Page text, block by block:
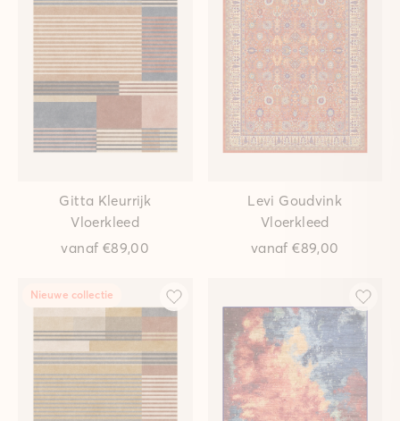
Gitta Kleurrijk
Vloerkleed
vanaf €89,00
Levi Goudvink
Vloerkleed
vanaf€89,00
Nieuwe collectie